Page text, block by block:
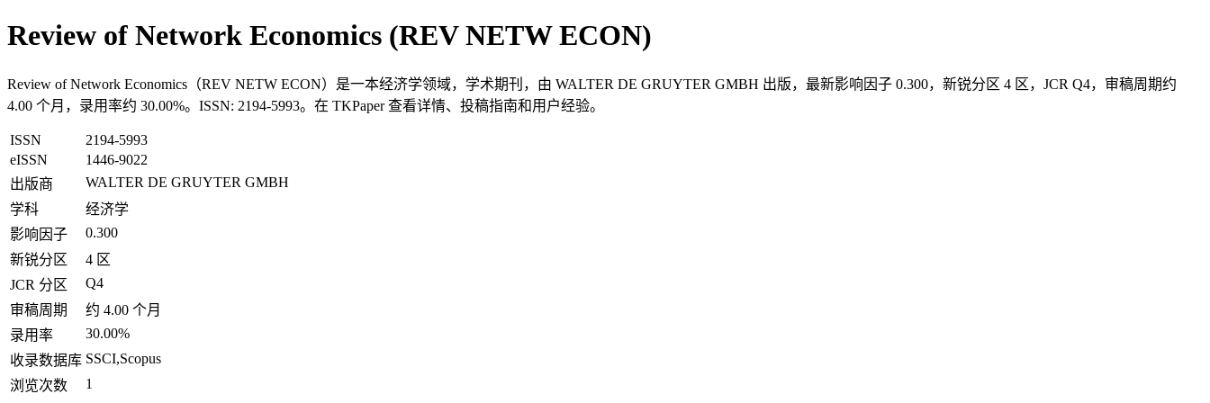
Review of Network Economics (REV NETW ECON)
Review of Network Economics（REV NETW ECON）是一本经济学领域，学术期刊，由 WALTER DE GRUYTER GMBH 出版，最新影响因子 0.300，新锐分区 4 区，JCR Q4，审稿周期约
4.00 个月，录用率约 30.00%。ISSN: 2194-5993。在 TKPaper 查看详情、投稿指南和用户经验。
ISSN
2194-5993
eISSN
1446-9022
出版商
WALTER DE GRUYTER GMBH
学科
经济学
影响因子
0.300
新锐分区
4 区
JCR 分区
Q4
审稿周期
约 4.00 个月
录用率
30.00%
收录数据库 SSCI,Scopus
浏览次数
1